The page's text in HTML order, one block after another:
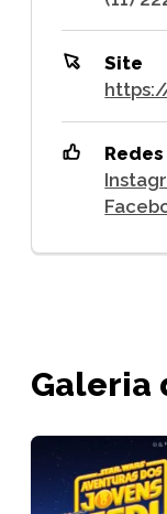
Site
Galeria